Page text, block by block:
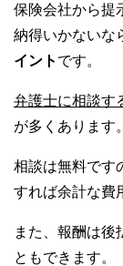
保険会社から提
納得いかないな
イント です。
弁護士に相談す
が多くあります。
相談は無料です
すれば余計な費
また、報酬は後
ともできます。